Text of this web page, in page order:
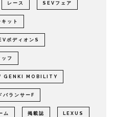
レース SEVフェア
ット
ボディオンS
ッフ
GENKI MOBILITY
バランサーF
ム 掲載誌 LEXUS